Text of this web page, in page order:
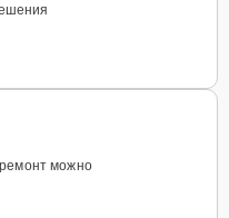
ремонт можно